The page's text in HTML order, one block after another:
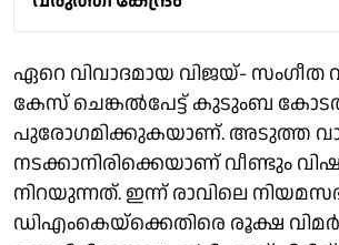
ഏറെ വിവാദമായ വിജയ്-
കേസ് ചെങ്കൽപേട്ട് കുടുംബ
പുരോഗമിക്കുകയാണ്. അടുത്ത
നടക്കാനിരിക്കെയാണ് വീണ്ടും
നിറയുന്നത്. ഇന്ന് രാവിലെ
ഡിഎംകെയ്‌ക്കെതിരെ രൂക്ഷ